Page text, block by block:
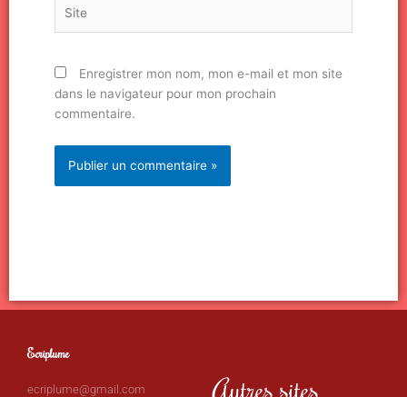
Enregistrer mon nom, mon e-mail et mon site
dans le navigateur pour mon prochain
commentaire.
Ecriplume
ecriplume@gmail.com Autres sites